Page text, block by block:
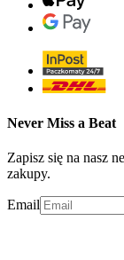
Never Miss a Beat
Zapisz się na nasz
zakupy.
Email